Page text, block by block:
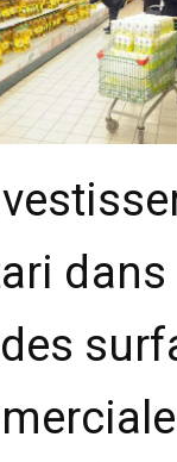
dans